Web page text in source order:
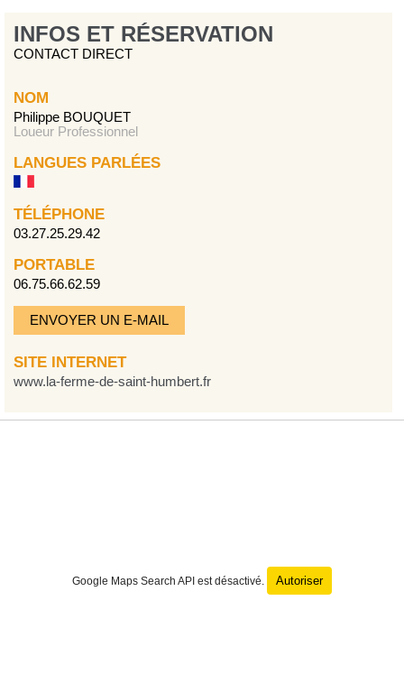
INFOS ET RÉSERVATION
CONTACT DIRECT
NOM
Philippe BOUQUET
Loueur Professionnel
LANGUES PARLÉES
TÉLÉPHONE
03.27.25.29.42
PORTABLE
06.75.66.62.59
ENVOYER UN E-MAIL
SITE INTERNET
www.la-ferme-de-saint-humbert.fr
Google Maps Search API est désactivé. Autoriser